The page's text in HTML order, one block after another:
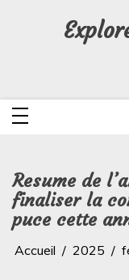
Resume de
finaliser la
puce cette
Accueil 2025